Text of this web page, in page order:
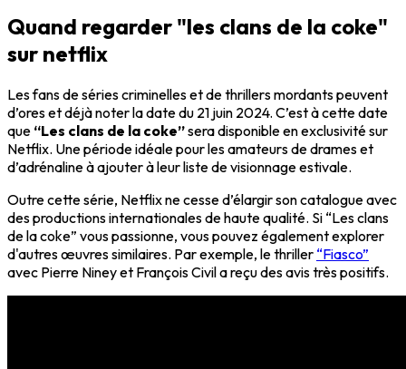
Quand regarder "les clans de la coke"
sur netflix
Les fans de séries criminelles et de thrillers mordants peuvent
d’ores et déjà noter la date du 21 juin 2024. C’est à cette date
que “Les clans de la coke”sera disponible en exclusivité sur
Netflix. Une période idéale pour les amateurs de drames et
d’adrénaline à ajouter à leur liste de visionnage estivale.
Outre cette série, Netflix ne cesse d’élargir son catalogue avec
des productions internationales de haute qualité. Si “Les clans
de la coke” vous passionne, vous pouvez également explorer
d'autres œuvres similaires. Par exemple, le thriller “Fiasco”
avec Pierre Niney et François Civil a reçu des avis très positifs.